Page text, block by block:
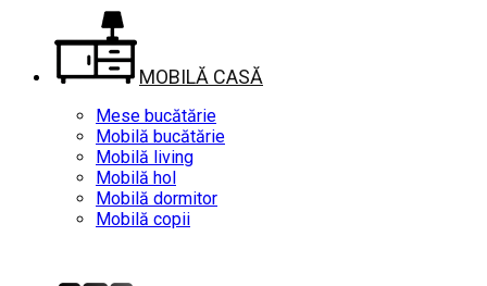
MOBILĂ CASĂ
Mese bucătărie
Mobilă bucătărie
Mobilă living
Mobilă hol
Mobilă dormitor
Mobilă copii